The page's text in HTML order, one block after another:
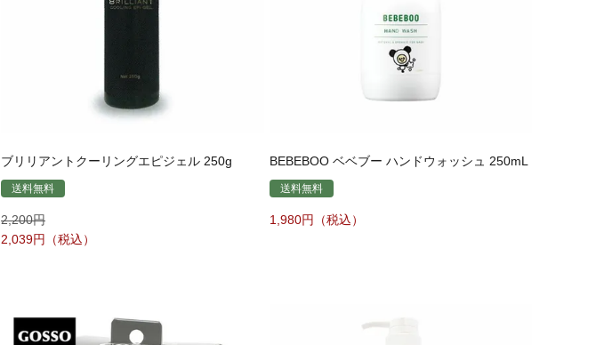
ブリリアントクーリングエピジェル 250g
送料無料
2,200
2,039
BEBEBOO ベベブー ハンドウォッシュ 250mL
送料無料
1,980